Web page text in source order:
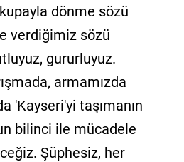
dönme sözü
verdiğimiz sözü
gururluyuz.
armamızda
'Kayseri'yi taşımanın
bilinci ile mücadele
Şüphesiz, her